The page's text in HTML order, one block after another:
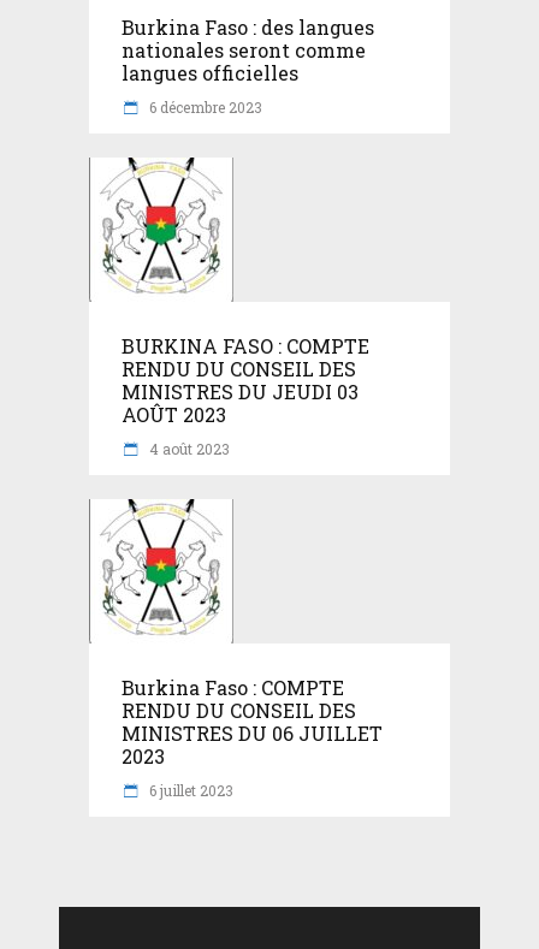
Burkina Faso : des langues
nationales seront comme
langues officielles
6 décembre 2023
BURKINA FASO : COMPTE
RENDU DU CONSEIL DES
MINISTRES DU JEUDI 03
AOÛT 2023
4 août 2023
Burkina Faso : COMPTE
RENDU DU CONSEIL DES
MINISTRES DU 06 JUILLET
2023
6 juillet 2023